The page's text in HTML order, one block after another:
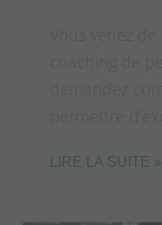
LIRE LA SUITE »